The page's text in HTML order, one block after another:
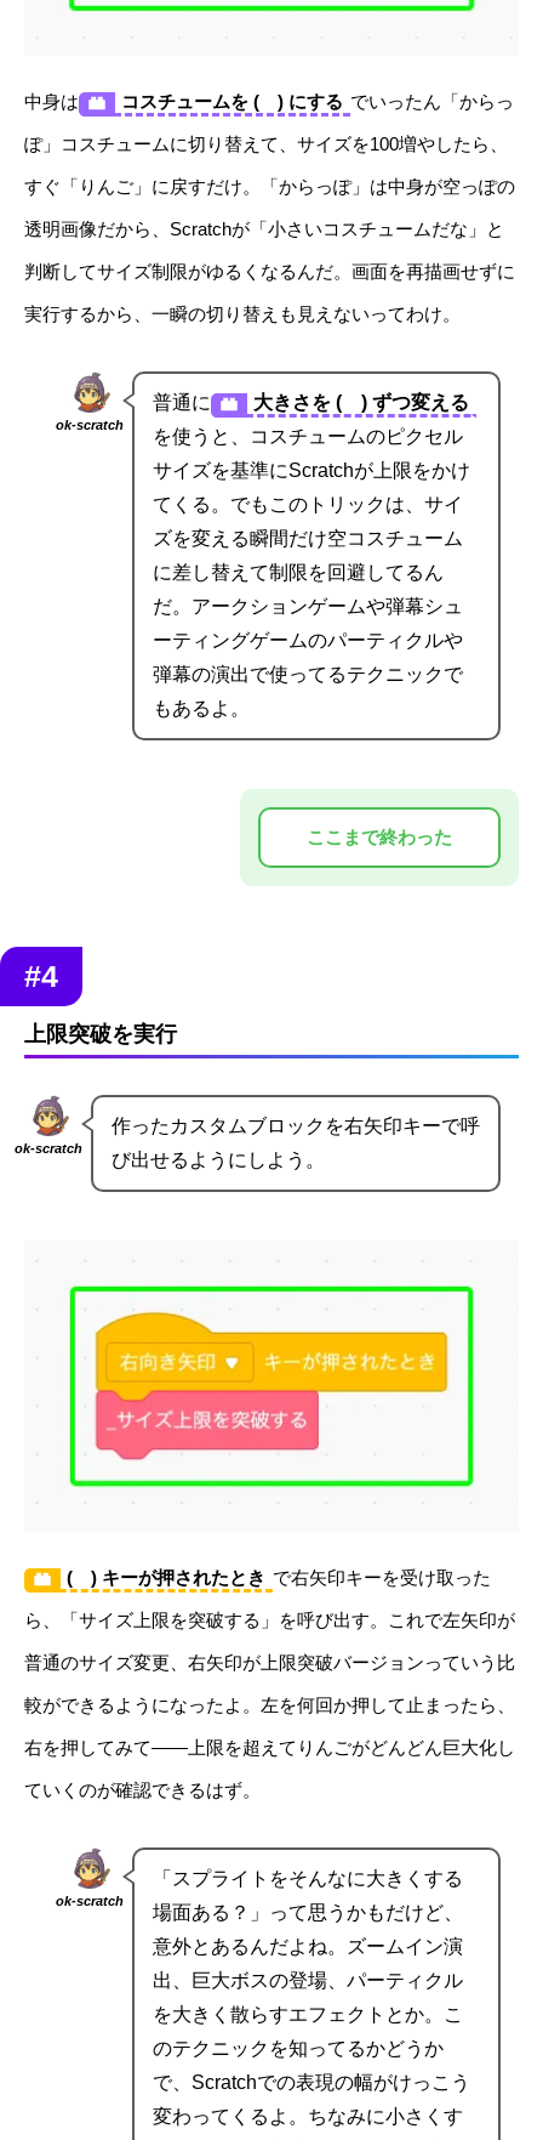
中身は コスチュームを ( ) にする でいったん「からっ
ぽ」コスチュームに切り替えて、サイズを100増やしたら、
すぐ「りんご」に戻すだけ。「からっぽ」は中身が空っぽの
透明画像だから、Scratchが「小さいコスチュームだな」と
判断してサイズ制限がゆるくなるんだ。画面を再描画せずに
実行するから、一瞬の切り替えも見えないってわけ。
ok-scratch
普通に
大きさを ( ) ずつ変える
を使うと、コスチュームのピクセル
サイズを基準にScratchが上限をかけ
てくる。でもこのトリックは、サイ
ズを変える瞬間だけ空コスチューム
に差し替えて制限を回避してるん
だ。アークションゲームや弾幕シュ
ーティングゲームのパーティクルや
弾幕の演出で使ってるテクニックで
もあるよ。
#4
上限突破を実行
ok-scratch
作ったカスタムブロックを右矢印キーで呼
び出せるようにしよう。
( ) キーが押されたとき で右矢印キーを受け取った
ら、「サイズ上限を突破する」を呼び出す。これで左矢印が
普通のサイズ変更、右矢印が上限突破バージョンっていう比
較ができるようになったよ。左を何回か押して止まったら、
右を押してみて——上限を超えてりんごがどんどん巨大化し
ていくのが確認できるはず。
ok-scratch
「スプライトをそんなに大きくする
場面ある？」って思うかもだけど、
意外とあるんだよね。ズームイン演
出、巨大ボスの登場、パーティクル
を大きく散らすエフェクトとか。こ
のテクニックを知ってるかどうか
で、Scratchでの表現の幅がけっこう
変わってくるよ。ちなみに小さくす